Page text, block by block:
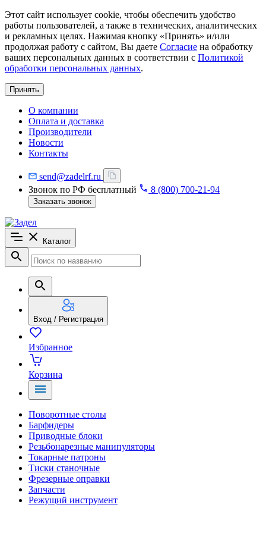
Этот сайт использует cookie, чтобы обеспечить удобство
работы пользователей, а также в технических, аналитических
и рекламных целях. Нажимая кнопку «Принять» и/или
продолжая работу с сайтом, Вы даете Согласие на обработку
ваших персональных данных в соответствии с Политикой
обработки персональных данных.
Принять
О компании
Оплата и доставка
Производители
Новости
Контакты
send@zadelrf.ru
Звонок по РФ бесплатный
8 (800) 700-21-94
Заказать звонок
Каталог
Вход / Регистрация
Избранное
Корзина
Поворотные столы
Барфидеры
Приводные блоки
Резьбонарезные манипуляторы
Токарные патроны
Тиски станочные
Фрезерные оправки
Запчасти
Режущий инструмент